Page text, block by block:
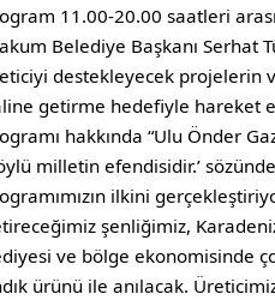
11.00-20.00 saatleri
Belediye Başkanı Serhat
destekleyecek projelerin
getirme hedefiyle hareket
hakkında “Ulu Önder
milletin efendisidir.’
ilkini
şenliğimiz,
ve bölge ekonomisinde
ürünü ile anılacak.